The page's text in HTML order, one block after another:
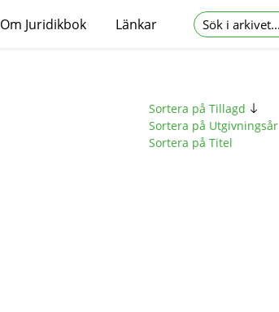
Om Juridikbok Länkar
Sortera på Tillagd
Sortera på Utgivningsår
Sortera på Titel